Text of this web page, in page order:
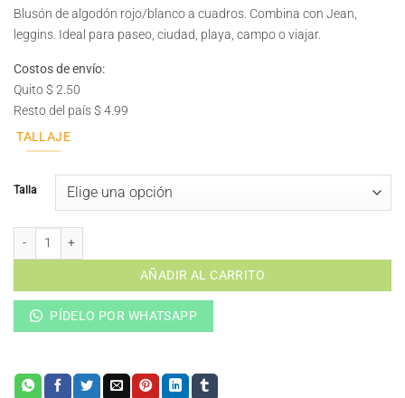
Blusón de algodón rojo/blanco a cuadros. Combina con Jean,
leggins. Ideal para paseo, ciudad, playa, campo o viajar.
Costos de envío:
Quito $ 2.50
Resto del país $ 4.99
TALLAJE
Talla
AÑADIR AL CARRITO
PÍDELO POR WHATSAPP